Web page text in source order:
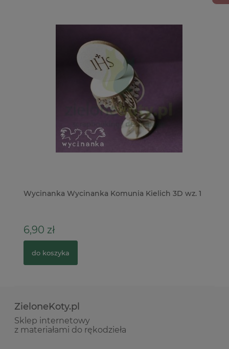
Wycinanka Wycinanka Komunia Kielich 3D wz. 1
6,90 zł
do koszyka
ZieloneKoty.pl
Sklep internetowy
z materiałami do rękodzieła